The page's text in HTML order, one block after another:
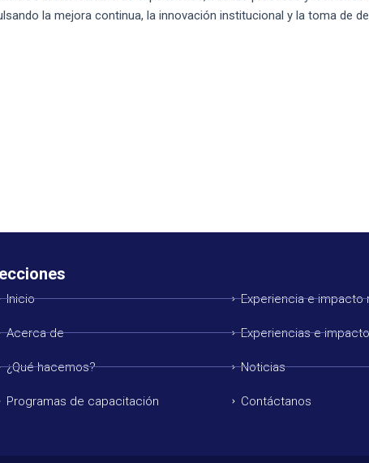
la mejora continua, la innovación institucional y la toma de
Inicio
Acerca de
¿Qué hacemos?
Programas de capacitación
Experiencia e impacto
Experiencias e
Noticias
Contáctanos